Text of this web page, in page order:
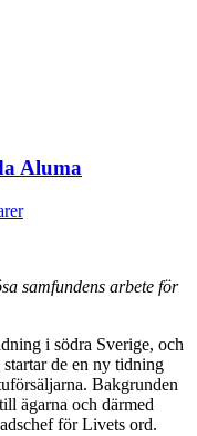
Aluma
samfundens arbete för
i södra Sverige, och
de en ny tidning
Bakgrunden
ägarna och därmed
för Livets ord.